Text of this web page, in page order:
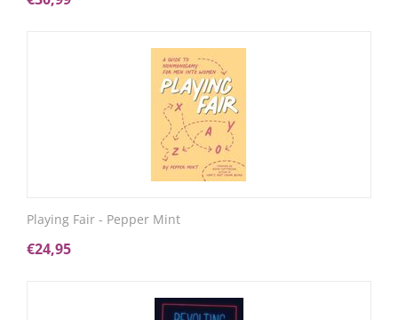
Playing Fair - Pepper Mint
€24,95